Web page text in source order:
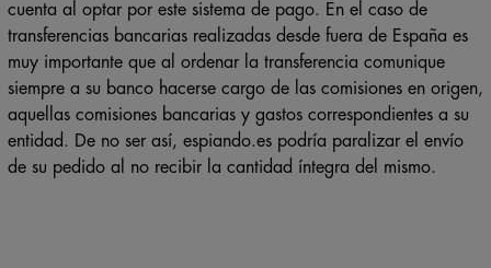
cuenta al optar por este sistema de pago. En el caso de
transferencias bancarias realizadas desde fuera de España es
muy importante que al ordenar la transferencia comunique
siempre a su banco hacerse cargo de las comisiones en origen,
aquellas comisiones bancarias y gastos correspondientes a su
entidad. De no ser así, espiando.es podría paralizar el envío
de su pedido al no recibir la cantidad íntegra del mismo.